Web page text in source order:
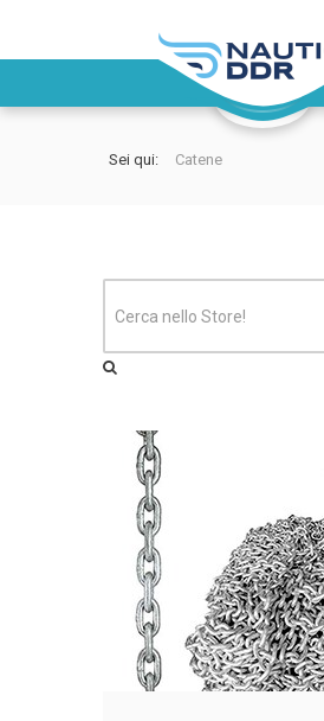
Sei qui: Catene